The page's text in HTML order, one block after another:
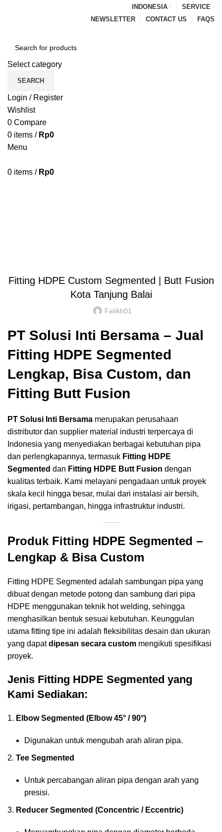
INDONESIA
SERVICE
NEWSLETTER
CONTACT US FAQS
Select category
SEARCH
Login / Register
Wishlist
0 Compare
0 items / Rp0
Menu
0 items / Rp0
Fitting HDPE Custom Segmented | Butt Fusion
Kota Tanjung Balai
Fatikh01
PT Solusi Inti Bersama – Jual
Fitting HDPE Segmented
Lengkap, Bisa Custom, dan
Fitting Butt Fusion
PT Solusi Inti Bersama merupakan perusahaan
distributor dan supplier material industri terpercaya di
Indonesia yang menyediakan berbagai kebutuhan pipa
dan perlengkapannya, termasuk Fitting HDPE
Segmented dan Fitting HDPE Butt Fusion dengan
kualitas terbaik. Kami melayani pengadaan untuk proyek
skala kecil hingga besar, mulai dari instalasi air bersih,
irigasi, pertambangan, hingga infrastruktur industri.
Produk Fitting HDPE Segmented –
Lengkap & Bisa Custom
Fitting HDPE Segmented adalah sambungan pipa yang
dibuat dengan metode potong dan sambung dari pipa
HDPE menggunakan teknik hot welding, sehingga
menghasilkan bentuk sesuai kebutuhan. Keunggulan
utama fitting tipe ini adalah fleksibilitas desain dan ukuran
yang dapatdipesan secara custom mengikuti spesifikasi
proyek.
Jenis Fitting HDPE Segmented yang
Kami Sediakan:
Elbow Segmented (Elbow 45° / 90°)
Digunakan untuk mengubah arah aliran pipa.
Tee Segmented
Untuk percabangan aliran pipa dengan arah yang
presisi.
Reducer Segmented (Concentric / Eccentric)